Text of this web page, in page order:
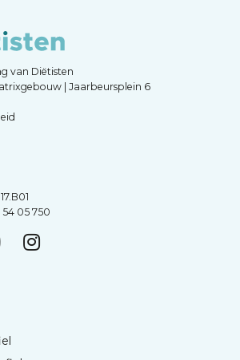
van Diëtisten
| Jaarbeursplein 6
54 05 750